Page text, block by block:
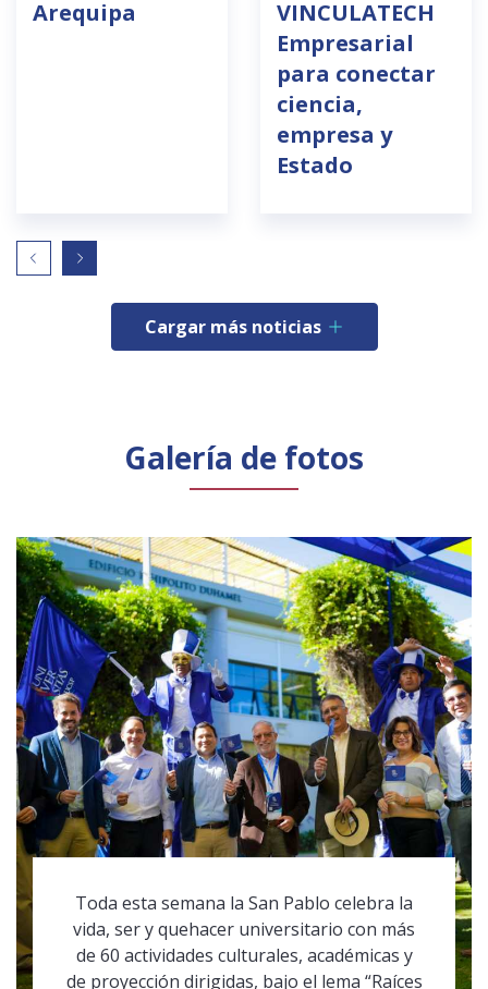
Arequipa
VINCULATECH
Empresarial
para conectar
ciencia,
empresa y
Estado
Cargar más noticias
Galería de fotos
Toda esta semana la San Pablo celebra la
vida, ser y quehacer universitario con más
de 60 actividades culturales, académicas y
de proyección dirigidas, bajo el lema “Raíces